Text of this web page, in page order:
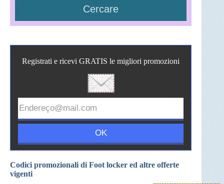
Registrati e ricevi GRATIS le migliori promozioni
Codici promozionali di Foot locker ed altre offerte
vigenti